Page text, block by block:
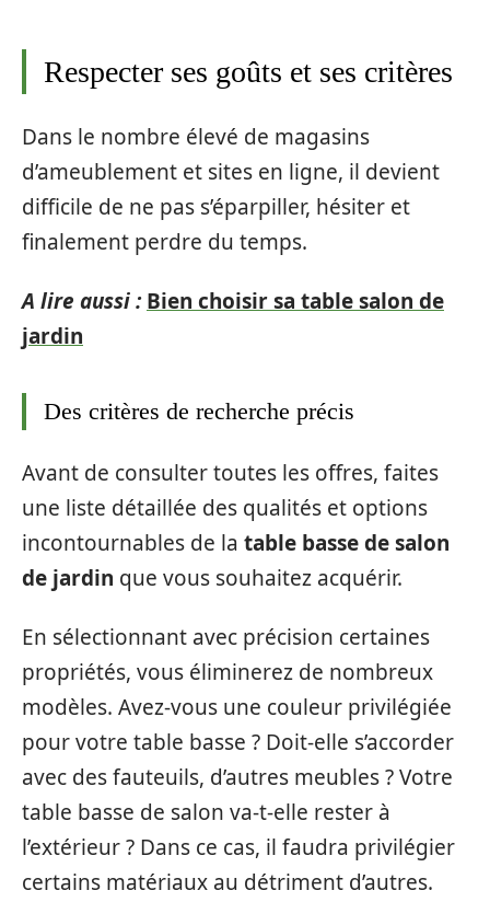
Respecter ses goûts et ses critères
Dans le nombre élevé de magasins
d’ameublement et sites en ligne, il devient
difficile de ne pas s’éparpiller, hésiter et
finalement perdre du temps.
A lire aussi : Bien choisir sa table salon de
jardin
Des critères de recherche précis
Avant de consulter toutes les offres, faites
une liste détaillée des qualités et options
incontournables de la table basse de salon
de jardin que vous souhaitez acquérir.
En sélectionnant avec précision certaines
propriétés, vous éliminerez de nombreux
modèles. Avez-vous une couleur privilégiée
pour votre table basse ? Doit-elle s’accorder
avec des fauteuils, d’autres meubles ? Votre
table basse de salon va-t-elle rester à
l’extérieur ? Dans ce cas, il faudra privilégier
certains matériaux au détriment d’autres.